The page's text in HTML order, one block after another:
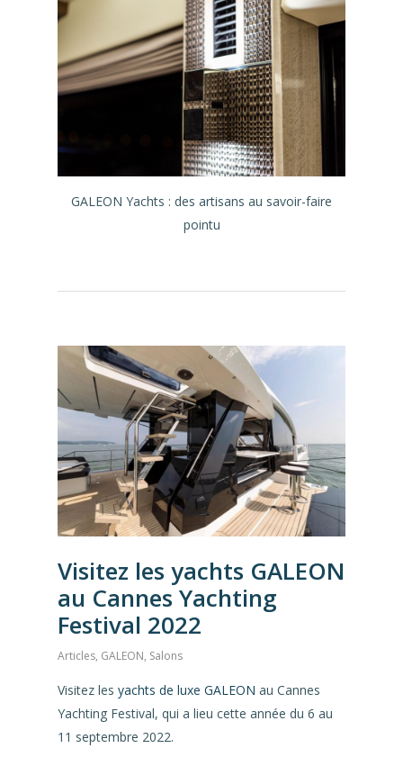
GALEON Yachts : des artisans au savoir-faire
pointu
Visitez les yachts GALEON
au Cannes Yachting
Festival 2022
Articles, GALEON, Salons
Visitez les yachts de luxe GALEON au Cannes
Yachting Festival, qui a lieu cette année du 6 au
11 septembre 2022.